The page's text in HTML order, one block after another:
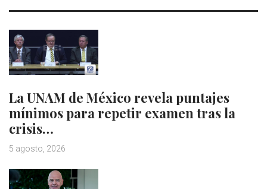
La UNAM de México revela puntajes
mínimos para repetir examen tras la
crisis…
5 agosto, 2026